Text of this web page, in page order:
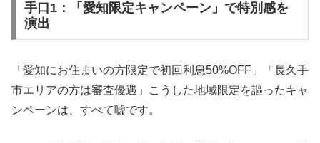
手口1：「愛知限定キャンペーン」で特別感を
演出
「愛知にお住まいの方限定で初回利息50%OFF」「長久手
市エリアの方は審査優遇」こうした地域限定を謳ったキャ
ンペーンは、すべて嘘です。